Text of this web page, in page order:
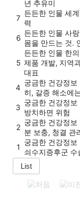
년 추유미
7
든든한 인물 세
력
6
든든한 인물 사
몸을 만드는 것.
5
든든한 인물 한
제품 개발, 지역
대표
4
궁금한 건강정보
히, 갈증 해소에
3
궁금한 건강정보
방치하면 위험
2
궁금한 건강정보
분 보충, 청결 관
1
궁금한 건강정보
쇠수지증후군